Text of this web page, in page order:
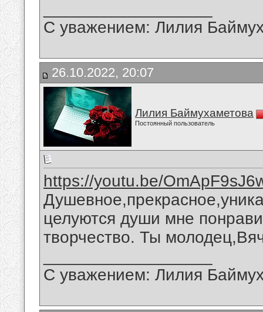
С уважением: Лилия
26.10.2022, 20:07
Лилия Баймухаметова
Постоянный пользователь
https://youtu.be/
целуются души мне
творчество. Ты
С уважением: Лилия